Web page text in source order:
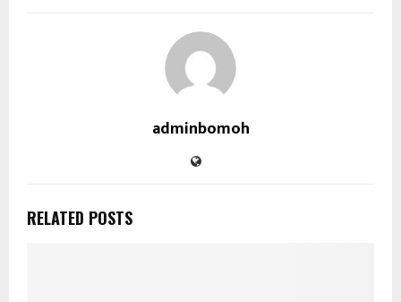
adminbomoh
RELATED POSTS